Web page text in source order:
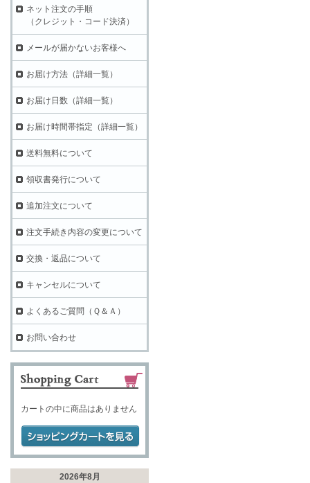
ネット注文の手順
（クレジット・コード決済）
メールが届かないお客様へ
お届け方法（詳細一覧）
お届け日数（詳細一覧）
お届け時間帯指定（詳細一覧）
送料無料について
領収書発行について
追加注文について
注文手続き内容の変更について
交換・返品について
キャンセルについて
よくあるご質問（Ｑ＆Ａ）
お問い合わせ
カートの中に商品はありません
2026年8月